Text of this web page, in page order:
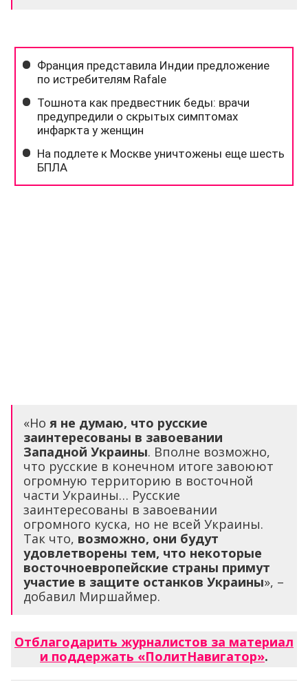
«Но я не думаю, что русские
заинтересованы в завоевании
Западной Украины. Вполне возможно,
что русские в конечном итоге завоюют
огромную территорию в восточной
части Украины… Русские
заинтересованы в завоевании
огромного куска, но не всей Украины.
Так что, возможно, они будут
удовлетворены тем, что некоторые
восточноевропейские страны примут
участие в защите останков Украины», –
добавил Миршаймер.
Отблагодарить журналистов за материал
и поддержать «ПолитНавигатор».